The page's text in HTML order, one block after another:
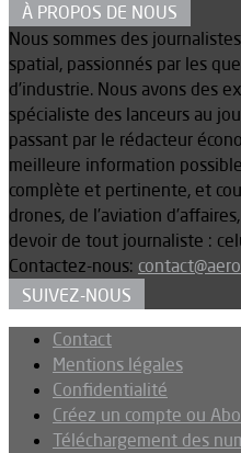
À PROPOS DE NOUS
Nous sommes des
spatial, passionnés par les
d’industrie. Nous avons des
spécialiste des lanceurs au
passant par le rédacteur
meilleure information
complète et pertinente, et
drones, de l’aviation
devoir de tout journaliste :
Contactez-nous:
SUIVEZ-NOUS
Contact
Mentions légales
Confidentialité
Créez un compte ou
Téléchargement des